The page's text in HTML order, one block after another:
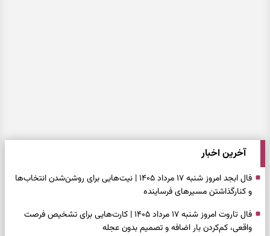
آخرین اخبار
فال ابجد امروز شنبه ۱۷ مرداد ۱۴۰۵ | نیت‌هایی برای روشن‌شدن انتخاب‌ها
و کنارگذاشتن مسیرهای فرساینده
فال تاروت امروز شنبه ۱۷ مرداد ۱۴۰۵ | کارت‌هایی برای تشخیص فرصت
واقعی، کم‌کردن بار اضافه و تصمیم بدون عجله